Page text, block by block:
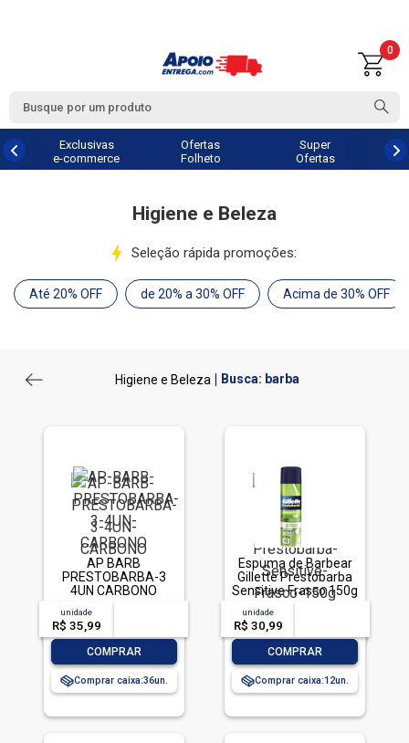
0
Exclusivas
e-commerce
Ofertas
Folheto
Super
Ofertas
Higiene e Beleza
Seleção rápida promoções:
Até 20% OFF de 20% a 30% OFF Acima de 30% OFF
Higiene e Beleza Busca: barba
AP BARB
PRESTOBARBA-3
4UN CARBONO
unidade
R$ 35,99
COMPRAR
Comprar caixa:36
Espuma de Barbear
Gillette Prestobarba
Sensitive Frasco 150g
unidade
R$ 30,99
COMPRAR
Comprar caixa:12